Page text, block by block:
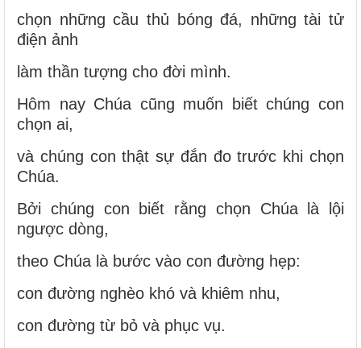
chọn những cầu thủ bóng đá, những tài tử
điện ảnh
làm thần tượng cho đời mình.
Hôm nay Chúa cũng muốn biết chúng con
chọn ai,
và chúng con thật sự đắn đo trước khi chọn
Chúa.
Bởi chúng con biết rằng chọn Chúa là lội
ngược dòng,
theo Chúa là bước vào con đường hẹp:
con đường nghèo khó và khiêm nhu,
con đường từ bỏ và phục vụ.